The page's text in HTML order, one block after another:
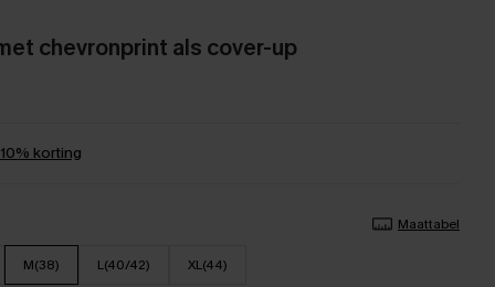
chevronprint als cover-up
korting
Maattabel
M(38) L(40/42) XL(44)